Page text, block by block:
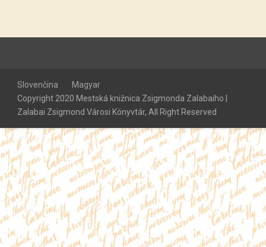
Slovenčina
Magyar
Copyright 2020 Mestská knižnica Zsigmonda Zalabaiho |
Zalabai Zsigmond Városi Könyvtár, All Right Reserved